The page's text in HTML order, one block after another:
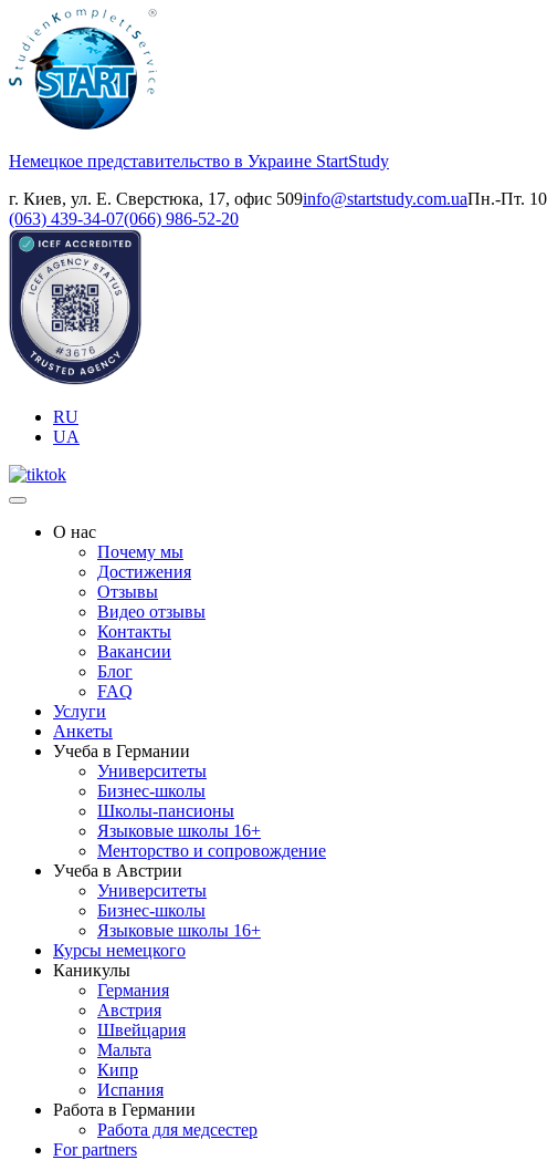
Немецкое представительство в Украине StartStudy
г. Киев, ул. Е. Сверстюка, 17, офис 509info@startstudy.com.uaПн.-Пт.
(063) 439-34-07(066) 986-52-20
RU
UA
О нас
Почему мы
Достижения
Отзывы
Видео отзывы
Контакты
Вакансии
Блог
FAQ
Услуги
Анкеты
Учеба в Германии
Университеты
Бизнес-школы
Школы-пансионы
Языковые школы 16+
Менторство и сопровождение
Учеба в Австрии
Университеты
Бизнес-школы
Языковые школы 16+
Курсы немецкого
Каникулы
Германия
Австрия
Швейцария
Мальта
Кипр
Испания
Работа в Германии
Работа для медсестер
For partners